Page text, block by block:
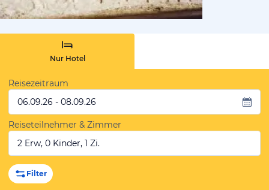
Nur Hotel
Reisezeitraum
06.09.26 - 08.09.26
Reiseteilnehmer & Zimmer
2 Erw, 0 Kinder, 1 Zi.
Filter